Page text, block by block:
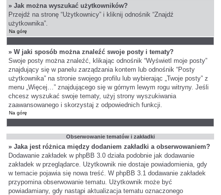
» Jak można wyszukać użytkowników?
Przejdź na stronę “Użytkownicy” i kliknij odnośnik “Znajdź
użytkownika”.
Na górę
» W jaki sposób można znaleźć swoje posty i tematy?
Swoje posty można znaleźć, klikając odnośnik “Wyświetl moje posty”
znajdujący się w panelu zarządzania kontem lub odnośnik “Posty
użytkownika” na stronie swojego profilu lub wybierając „Twoje posty” z
menu „Więcej…” znajdującego się w górnym lewym rogu witryny. Jeśli
chcesz wyszukać swoje tematy, użyj strony wyszukiwania
zaawansowanego i skorzystaj z odpowiednich funkcji.
Na górę
Obserwowanie tematów i zakładki
» Jaka jest różnica między dodaniem zakładki a obserwowaniem?
Dodawanie zakładek w phpBB 3.0 działa podobnie jak dodawanie
zakładek w przeglądarce. Użytkownik nie dostaje powiadomienia, gdy
w temacie pojawia się nowa treść. W phpBB 3.1 dodawanie zakładek
przypomina obserwowanie tematu. Użytkownik może być
powiadamiany, gdy nastąpi aktualizacja tematu oznaczonego